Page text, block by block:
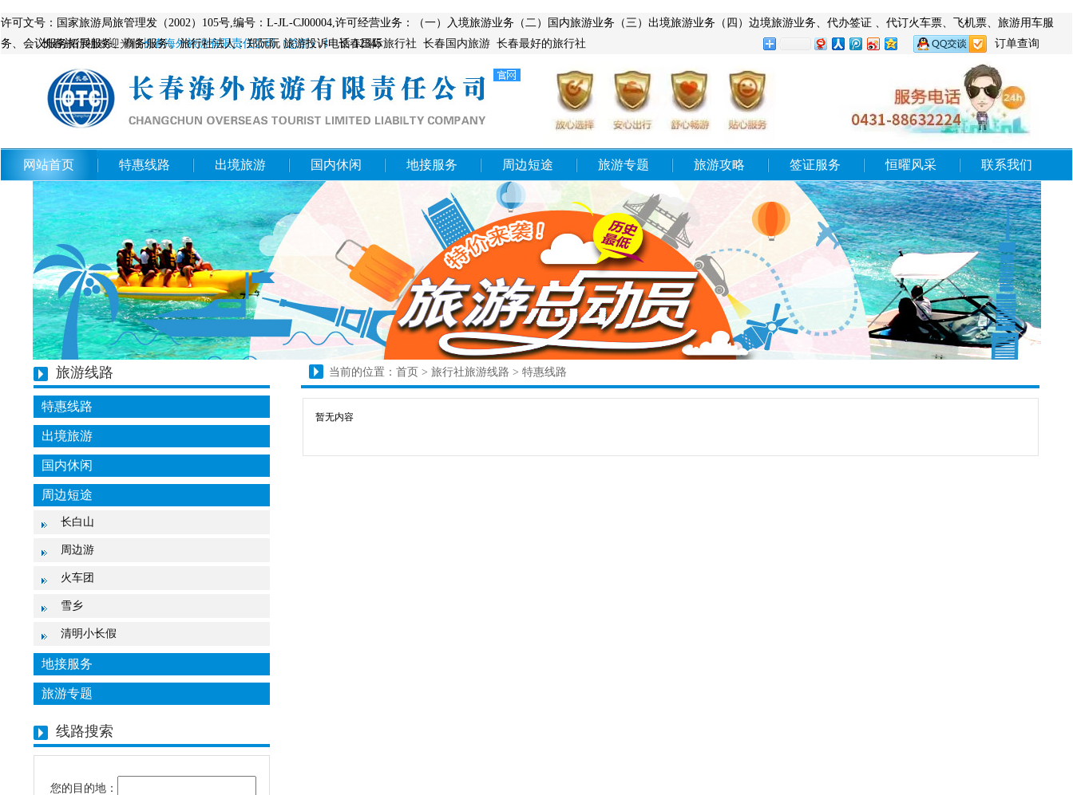
许可文号：国家旅游局旅管理发（2002）105号,编号：L-JL-CJ00004,许可经营业务：（一）入境旅游业务（二）国内旅游业务（三）出境旅游业务（四）边境旅游业务、代办签证 、代订火车票、飞机票、旅游用车服
务、会议服务拓展服务、商务服务。旅行社法人：郑阮阮 旅游投诉电话 12345
欢迎光临长春海外旅游有限责任公司（总部）！
长春旅行社 长春国际旅行社 长春国内旅游 长春最好的旅行社 订单查询
网站首页 特惠线路 出境旅游 国内休闲 地接服务 周边短途 旅游专题 旅游攻略 签证服务 恒曜风采 联系我们
旅游线路
特惠线路
出境旅游
国内休闲
周边短途
长白山
周边游
火车团
雪乡
清明小长假
地接服务
旅游专题
线路搜索
您的目的地：
当前的位置： 首页 > 旅行社旅游线路 > 特惠线路
暂无内容